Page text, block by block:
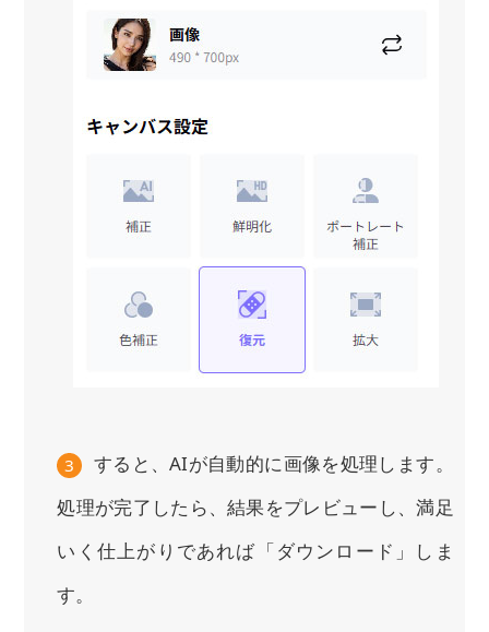
3
すると、AIが自動的に画像を処理します。
処理が完了したら、結果をプレビューし、満足
いく仕上がりであれば「ダウンロード」しま
す。